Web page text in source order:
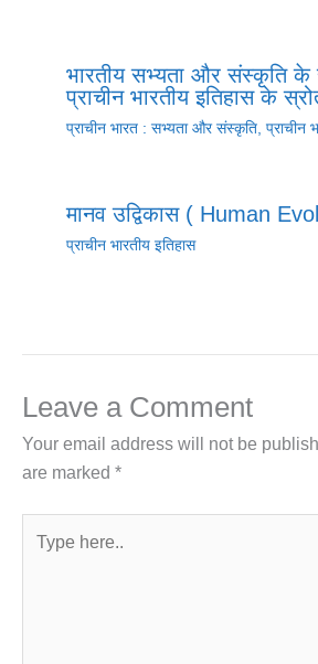
भारतीय सभ्यता और संस्कृति के
प्राचीन भारतीय इतिहास के
प्राचीन भारत : सभ्यता और संस्कृति, प्राचीन
मानव उद्विकास ( Human
प्राचीन भारतीय इतिहास
Leave a Comment
Your email address will not be
are marked *
here..